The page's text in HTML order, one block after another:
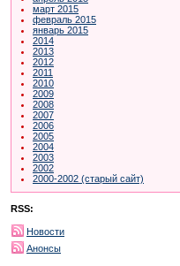
март 2015
февраль 2015
январь 2015
2014
2013
2012
2011
2010
2009
2008
2007
2006
2005
2004
2003
2002
2000-2002 (старый сайт)
RSS:
Новости
Анонсы